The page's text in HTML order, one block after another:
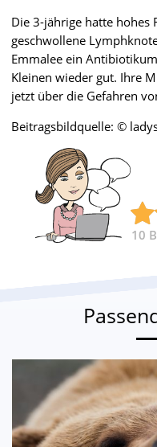
Die 3-jährige hatte hohes
geschwollene
Emmalee ein
Kleinen wieder gut. Ihre
jetzt über die Gefahren
Beitragsbildquelle: ©
10